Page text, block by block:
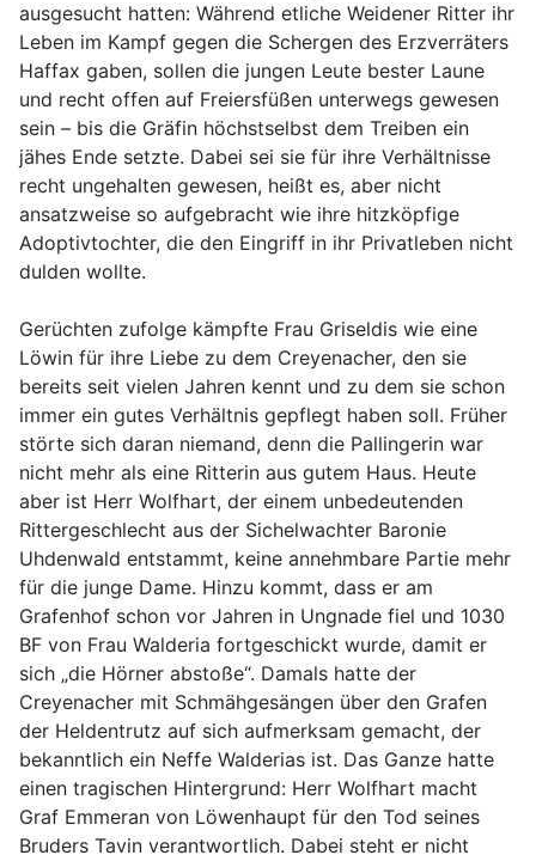
ausgesucht hatten: Während etliche Weidener Ritter ihr
Leben im Kampf gegen die Schergen des Erzverräters
Haffax gaben, sollen die jungen Leute bester Laune
und recht offen auf Freiersfüßen unterwegs gewesen
sein – bis die Gräfin höchstselbst dem Treiben ein
jähes Ende setzte. Dabei sei sie für ihre Verhältnisse
recht ungehalten gewesen, heißt es, aber nicht
ansatzweise so aufgebracht wie ihre hitzköpfige
Adoptivtochter, die den Eingriff in ihr Privatleben nicht
dulden wollte.
Gerüchten zufolge kämpfte Frau Griseldis wie eine
Löwin für ihre Liebe zu dem Creyenacher, den sie
bereits seit vielen Jahren kennt und zu dem sie schon
immer ein gutes Verhältnis gepflegt haben soll. Früher
störte sich daran niemand, denn die Pallingerin war
nicht mehr als eine Ritterin aus gutem Haus. Heute
aber ist Herr Wolfhart, der einem unbedeutenden
Rittergeschlecht aus der Sichelwachter Baronie
Uhdenwald entstammt, keine annehmbare Partie mehr
für die junge Dame. Hinzu kommt, dass er am
Grafenhof schon vor Jahren in Ungnade fiel und 1030
BF von Frau Walderia fortgeschickt wurde, damit er
sich „die Hörner abstoße“. Damals hatte der
Creyenacher mit Schmähgesängen über den Grafen
der Heldentrutz auf sich aufmerksam gemacht, der
bekanntlich ein Neffe Walderias ist. Das Ganze hatte
einen tragischen Hintergrund: Herr Wolfhart macht
Graf Emmeran von Löwenhaupt für den Tod seines
Bruders Tavin verantwortlich. Dabei steht er nicht